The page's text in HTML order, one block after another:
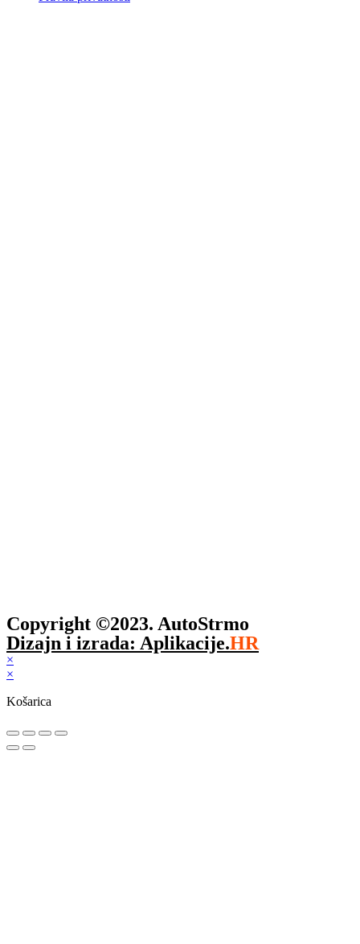
Copyright ©2023. AutoStrmo
Dizajn i izrada: Aplikacije.HR
×
×
Košarica